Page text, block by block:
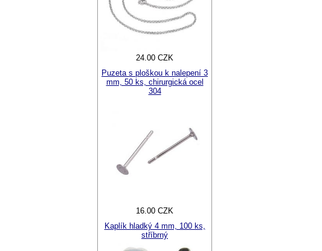
24.00 CZK
Puzeta s ploškou k nalepení 3
mm, 50 ks, chirurgická ocel
304
16.00 CZK
Kaplík hladký 4 mm, 100 ks,
stříbrný